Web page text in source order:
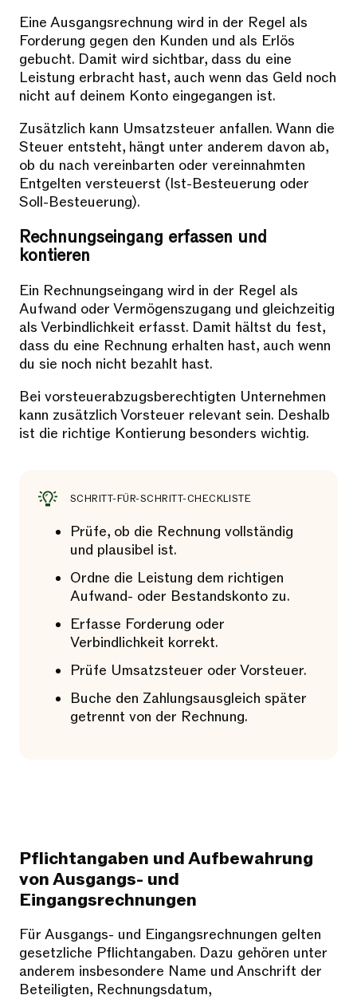
Eine Ausgangsrechnung wird in der Regel als
Forderung gegen den Kunden und als Erlös
gebucht. Damit wird sichtbar, dass du eine
Leistung erbracht hast, auch wenn das Geld noch
nicht auf deinem Konto eingegangen ist.
Zusätzlich kann Umsatzsteuer anfallen. Wann die
Steuer entsteht, hängt unter anderem davon ab,
ob du nach vereinbarten oder vereinnahmten
Entgelten versteuerst (Ist-Besteuerung oder
Soll-Besteuerung).
Rechnungseingang erfassen und
kontieren
Ein Rechnungseingang wird in der Regel als
Aufwand oder Vermögenszugang und gleichzeitig
als Verbindlichkeit erfasst. Damit hältst du fest,
dass du eine Rechnung erhalten hast, auch wenn
du sie noch nicht bezahlt hast.
Bei vorsteuerabzugsberechtigten Unternehmen
kann zusätzlich Vorsteuer relevant sein. Deshalb
ist die richtige Kontierung besonders wichtig.
SCHRITT-FÜR-SCHRITT-CHECKLISTE
Prüfe, ob die Rechnung vollständig
und plausibel ist.
Ordne die Leistung dem richtigen
Aufwand- oder Bestandskonto zu.
Erfasse Forderung oder
Verbindlichkeit korrekt.
Prüfe Umsatzsteuer oder Vorsteuer.
Buche den Zahlungsausgleich später
getrennt von der Rechnung.
Pflichtangaben und Aufbewahrung
von Ausgangs- und
Eingangsrechnungen
Für Ausgangs- und Eingangsrechnungen gelten
gesetzliche Pflichtangaben. Dazu gehören unter
anderem insbesondere Name und Anschrift der
Beteiligten, Rechnungsdatum,